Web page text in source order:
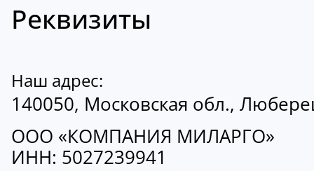
Реквизиты
Наш адрес:
140050, Московская обл.,
ООО «КОМПАНИЯ МИЛАРГО»
ИНН: 5027239941